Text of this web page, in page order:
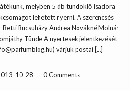
melyben 5 db tündöklő Isadora
lehetett nyerni. A szerencsés
Bucsuházy Andrea Novákné Molnár
Tünde A nyertesek jelentkezését
várjuk postai […]
10-28 - 0 Comments